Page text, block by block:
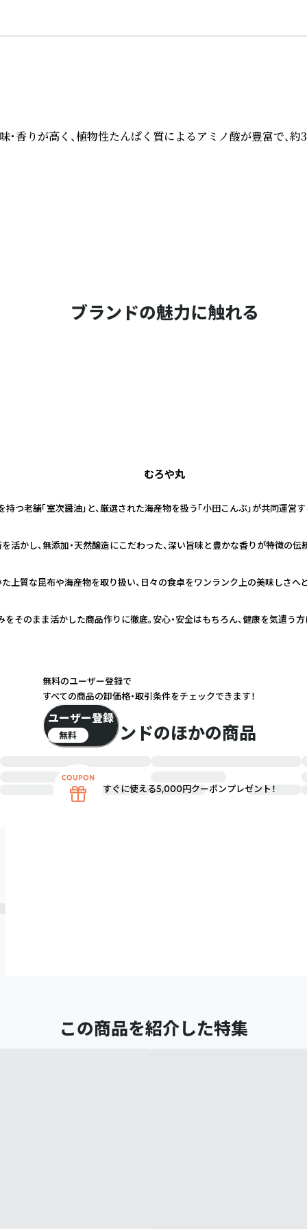
りが高く、植物性たんぱく質によるアミノ酸が豊富で、
ブランドの魅力に触れる
むろや丸
つ老舗「室次醤油」と、厳選された海産物を扱う「小田こんぶ」が共同運営
活かし、無添加・天然醸造にこだわった、深い旨味と豊かな香りが特徴の
上質な昆布や海産物を取り扱い、日々の食卓をワンランク上の美味しさへ
そのまま活かした商品作りに徹底。安心・安全はもちろん、健康を気遣う方
このブランドのほかの商品
この商品を紹介した特集
無料のユーザー登録で
すべての商品の卸価格・取引条件をチェックできます！
ユーザー登録
無料
すぐに使える5,000円クーポンプレゼント！